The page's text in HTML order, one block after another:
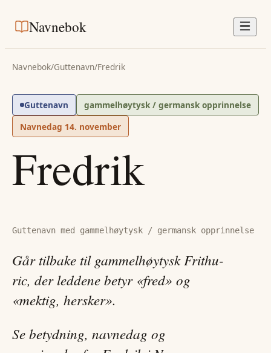
Navnebok
Navnebok/Guttenavn/Fredrik
Guttenavn
gammelhøytysk / germansk opprinnelse
Navnedag 14. november
Fredrik
Guttenavn med gammelhøytysk / germansk opprinnelse
Går tilbake til gammelhøytysk Frithu-
ric, der leddene betyr «fred» og
«mektig, hersker».
Se betydning, navnedag og